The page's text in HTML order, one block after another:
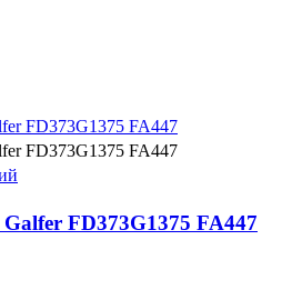
FD373G1375 FA447